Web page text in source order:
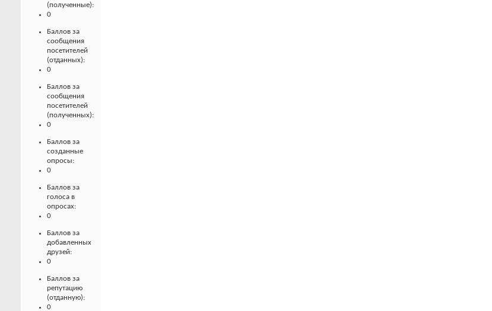
(полученные):
0
Баллов за
сообщения
посетителей
(отданных):
0
Баллов за
сообщения
посетителей
(полученных):
0
Баллов за
созданные
опросы:
0
Баллов за
голоса в
опросах:
0
Баллов за
добавленных
друзей:
0
Баллов за
репутацию
(отданную):
0